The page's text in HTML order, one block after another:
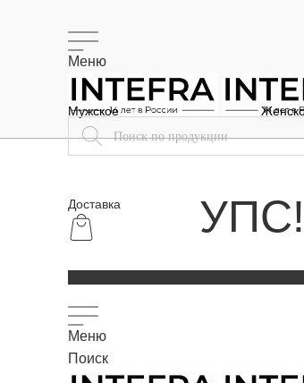
Меню
Доставка
Меню
Поиск
Мужское